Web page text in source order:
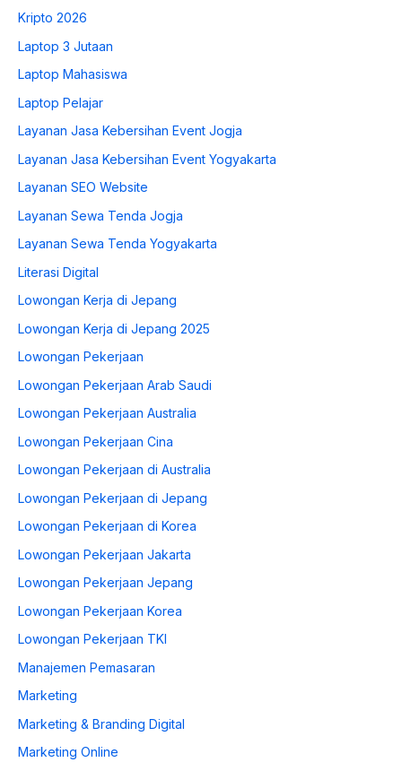
Kripto 2026
Laptop 3 Jutaan
Laptop Mahasiswa
Laptop Pelajar
Layanan Jasa Kebersihan Event Jogja
Layanan Jasa Kebersihan Event Yogyakarta
Layanan SEO Website
Layanan Sewa Tenda Jogja
Layanan Sewa Tenda Yogyakarta
Literasi Digital
Lowongan Kerja di Jepang
Lowongan Kerja di Jepang 2025
Lowongan Pekerjaan
Lowongan Pekerjaan Arab Saudi
Lowongan Pekerjaan Australia
Lowongan Pekerjaan Cina
Lowongan Pekerjaan di Australia
Lowongan Pekerjaan di Jepang
Lowongan Pekerjaan di Korea
Lowongan Pekerjaan Jakarta
Lowongan Pekerjaan Jepang
Lowongan Pekerjaan Korea
Lowongan Pekerjaan TKI
Manajemen Pemasaran
Marketing
Marketing & Branding Digital
Marketing Online